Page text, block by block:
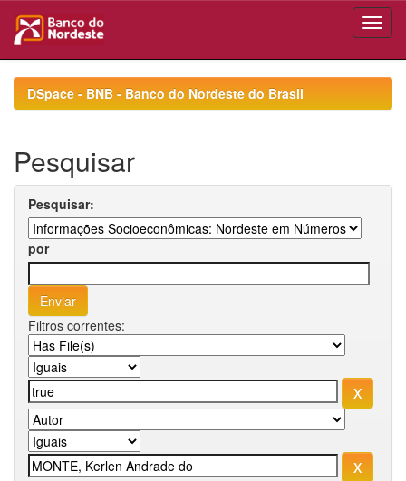
navigationDSpace - BNB - Banco do Nordeste do Brasil
Pesquisar
Pesquisar:
por
Filtros correntes: